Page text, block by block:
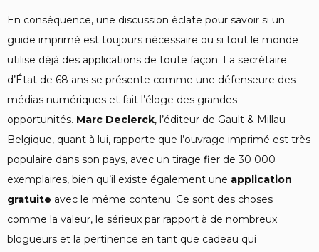
En conséquence, une discussion éclate pour savoir si un
guide imprimé est toujours nécessaire ou si tout le monde
utilise déjà des applications de toute façon. La secrétaire
d’État de 68 ans se présente comme une défenseure des
médias numériques et fait l’éloge des grandes
opportunités. Marc Declerck, l’éditeur de Gault & Millau
Belgique, quant à lui, rapporte que l’ouvrage imprimé est très
populaire dans son pays, avec un tirage fier de 30 000
exemplaires, bien qu’il existe également une application
gratuite avec le même contenu. Ce sont des choses
comme la valeur, le sérieux par rapport à de nombreux
blogueurs et la pertinence en tant que cadeau qui